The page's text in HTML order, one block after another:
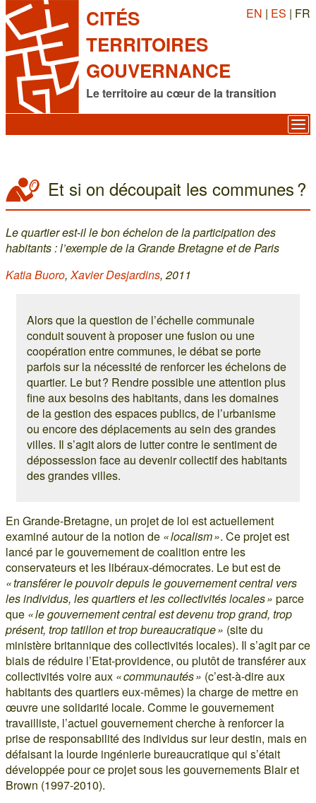
CITÉS
TERRITOIRES
GOUVERNANCE
Le territoire au cœur de la transition
EN | ES | FR
Et si on découpait les communes ?
Le quartier est-il le bon échelon de la participation des
habitants : l’exemple de la Grande Bretagne et de Paris
Katia Buoro,Xavier Desjardins, 2011
Alors que la question de l’échelle communale
conduit souvent à proposer une fusion ou une
coopération entre communes, le débat se porte
parfois sur la nécessité de renforcer les échelons de
quartier. Le but ? Rendre possible une attention plus
fine aux besoins des habitants, dans les domaines
de la gestion des espaces publics, de l’urbanisme
ou encore des déplacements au sein des grandes
villes. Il s’agit alors de lutter contre le sentiment de
dépossession face au devenir collectif des habitants
des grandes villes.
En Grande-Bretagne, un projet de loi est actuellement
examiné autour de la notion de « localism ». Ce projet est
lancé par le gouvernement de coalition entre les
conservateurs et les libéraux-démocrates. Le but est de
« transférer le pouvoir depuis le gouvernement central vers
les individus, les quartiers et les collectivités locales » parce
que « le gouvernement central est devenu trop grand, trop
présent, trop tatillon et trop bureaucratique » (site du
ministère britannique des collectivités locales). Il s’agit par ce
biais de réduire l’Etat-providence, ou plutôt de transférer aux
collectivités voire aux « communautés » (c’est-à-dire aux
habitants des quartiers eux-mêmes) la charge de mettre en
œuvre une solidarité locale. Comme le gouvernement
travailliste, l’actuel gouvernement cherche à renforcer la
prise de responsabilité des individus sur leur destin, mais en
défaisant la lourde ingénierie bureaucratique qui s’était
développée pour ce projet sous les gouvernements Blair et
Brown (1997-2010).